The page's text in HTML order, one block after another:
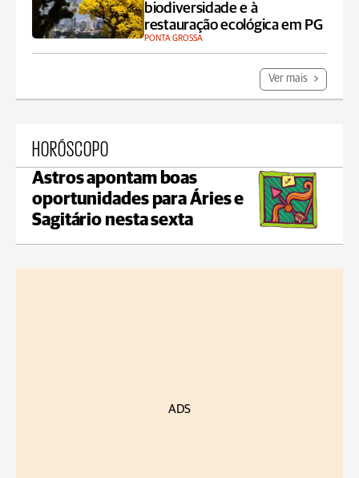
biodiversidade e à
restauração ecológica em PG
PONTA GROSSA
Ver mais
HORÓSCOPO
Astros apontam boas
oportunidades para Áries e
Sagitário nesta sexta
ADS